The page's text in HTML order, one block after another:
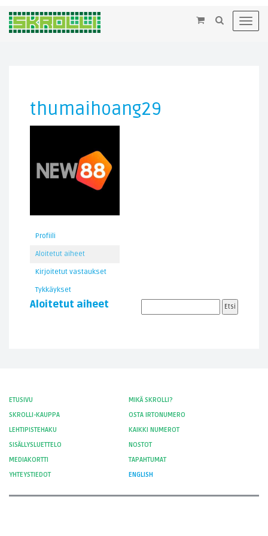
×
thumaihoang29
Profiili
Aloitetut aiheet
Kirjoitetut vastaukset
Tykkäykset
Aloitetut aiheet
ETUSIVU
MIKÄ SKROLLI?
SKROLLI-KAUPPA
OSTA IRTONUMERO
LEHTIPISTEHAKU
KAIKKI NUMEROT
SISÄLLYSLUETTELO
NOSTOT
MEDIAKORTTI
TAPAHTUMAT
YHTEYSTIEDOT
ENGLISH